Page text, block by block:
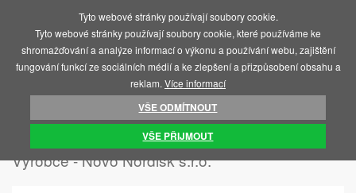
ÚVOD NOVO NORDISK S.R.O.
Výrobce - Novo Nordisk s.r.o.
Tyto webové stránky používají soubory cookie.
Tyto webové stránky používají soubory cookie, které používáme ke
shromažďování a analýze informací o výkonu a používání webu, zajištění
fungování funkcí ze sociálních médií a ke zlepšení a přizpůsobení obsahu a
reklam. Více informací
VŠE ODMÍTNOUT
VŠE PŘIJMOUT